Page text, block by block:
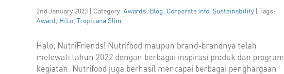
2nd January 2023 | Category: Awards Blog Corporate Info Sustainability | Tags:
Award HiLo Tropicana Slim
Halo, NutriFriends! Nutrifood maupun brand-brandnya telah
melewati tahun 2022 dengan berbagai inspirasi produk dan program
kegiatan. Nutrifood juga berhasil mencapai berbagai penghargaan